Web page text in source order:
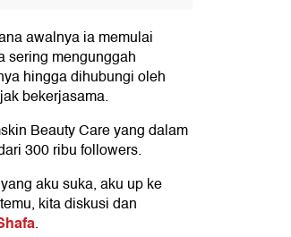
awalnya ia memulai
sering mengunggah
hingga dihubungi oleh
bekerjasama.
Beauty Care yang dalam
300 ribu followers.
aku suka, aku up ke
kita diskusi dan
.